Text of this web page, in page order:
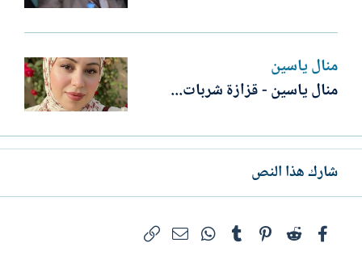
منال ياسين
منال ياسين - قزازة شربات...
شارك هذا النص
فيسبوكReddit
Pinterest
Tumblr
WhatsAppالبريد الإلكتروني